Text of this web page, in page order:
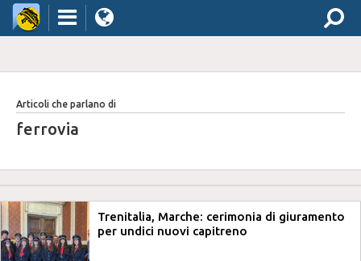
Articoli che parlano di
ferrovia
Trenitalia, Marche: cerimonia di giuramento
per undici nuovi capitreno